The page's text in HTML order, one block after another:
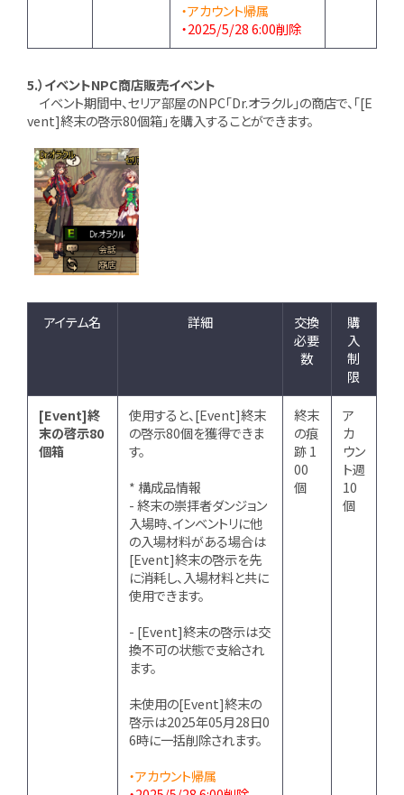
・アカウント帰属
・2025/5/28 6:00削除
5.）イベントNPC商店販売イベント
イベント期間中、セリア部屋のNPC「Dr.オラクル」の商店で、「[E
vent]終末の啓示80個箱」を購入することができます。
アイテム名 詳細
交換
必要
数
購
入
制
限
[Event]終
末の啓示80
個箱
使用すると、[Event]終末
の啓示80個を獲得できま
す。
* 構成品情報
- 終末の崇拝者ダンジョン
入場時、インベントリに他
の入場材料がある場合は
[Event]終末の啓示を先
に消耗し、入場材料と共に
使用できます。
- [Event]終末の啓示は交
換不可の状態で支給され
ます。
未使用の[Event]終末の
啓示は2025年05月28日0
6時に一括削除されます。
・アカウント帰属
終末
の痕
跡 1
00
個
ア
カ
ウン
ト週
10
個